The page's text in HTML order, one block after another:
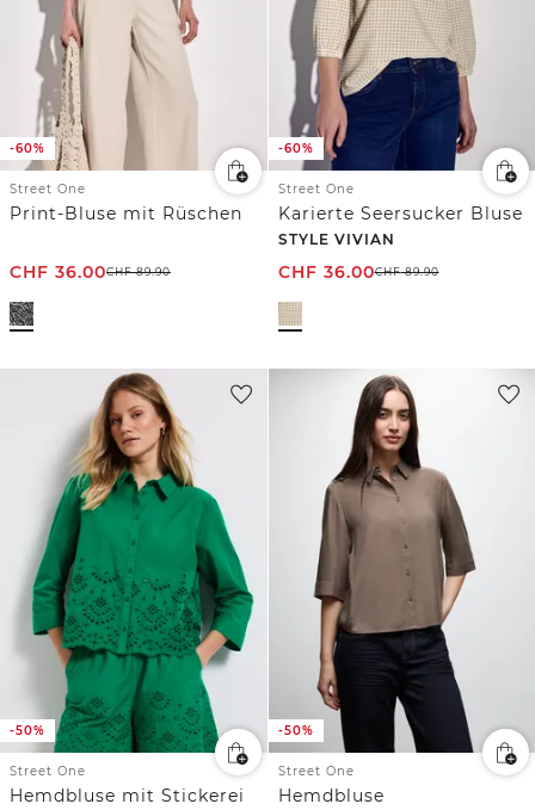
-60%
Street One
Print-Bluse mit Rüschen
CHF 36.00CHF89.90
-60%
Street One
Karierte Seersucker Bluse
STYLE VIVIAN
CHF 36.00CHF89.90
-50%
Street One
Hemdbluse mit Stickerei
-50%
Street One
Hemdbluse